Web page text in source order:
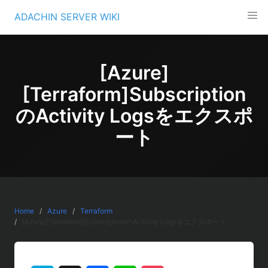
content
ADACHIN SERVER WIKI
[Azure]
[Terraform]Subscription
のActivity Logsをエクスポ
ート
Home Azure
Terraform